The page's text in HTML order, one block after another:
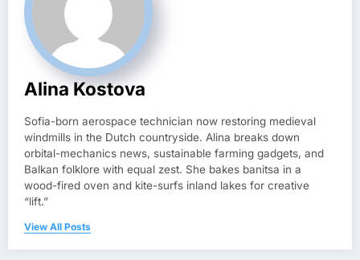
Alina Kostova
Sofia-born aerospace technician now restoring medieval
windmills in the Dutch countryside. Alina breaks down
orbital-mechanics news, sustainable farming gadgets, and
Balkan folklore with equal zest. She bakes banitsa in a
wood-fired oven and kite-surfs inland lakes for creative
“lift.”
View All Posts